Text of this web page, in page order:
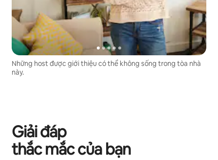
Những host được giới thiệu có thể không sống trong tòa nhà
này.
Giải đáp
thắc mắc của bạn